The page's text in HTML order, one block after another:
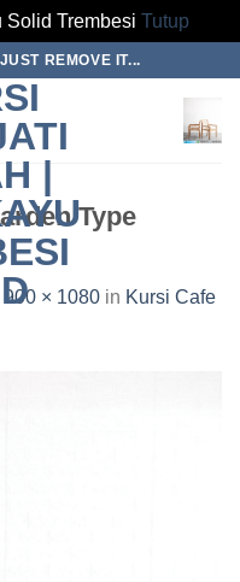
Solid Trembesi Tutup
REMOVE IT...
Type
900 × 1080 in Kursi Cafe